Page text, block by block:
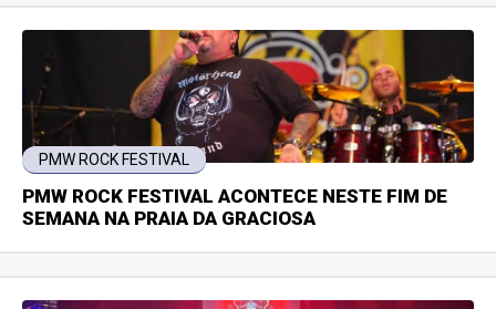
PMW ROCK FESTIVAL
PMW ROCK FESTIVAL ACONTECE NESTE FIM DE
SEMANA NA PRAIA DA GRACIOSA